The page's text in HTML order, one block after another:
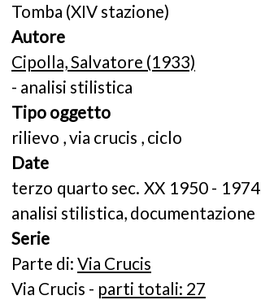
Tomba (XIV stazione)
Autore
Cipolla, Salvatore (1933)
- analisi stilistica
Tipo oggetto
rilievo , via crucis , ciclo
Date
terzo quarto sec. XX 1950 - 1974
analisi stilistica, documentazione
Serie
Parte di: Via Crucis
Via Crucis - parti totali: 27